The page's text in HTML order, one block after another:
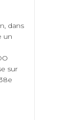
dans
un
sur